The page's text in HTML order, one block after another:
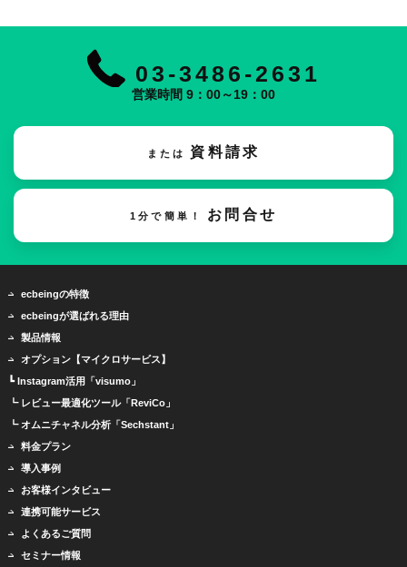
03-3486-2631
営業時間 9：00～19：00
または 資料請求
1分で簡単！ お問合せ
ecbeingの特徴
ecbeingが選ばれる理由
製品情報
オプション【マイクロサービス】
┗ Instagram活用「visumo」
┗ レビュー最適化ツール「ReviCo」
┗ オムニチャネル分析「Sechstant」
料金プラン
導入事例
お客様インタビュー
連携可能サービス
よくあるご質問
セミナー情報